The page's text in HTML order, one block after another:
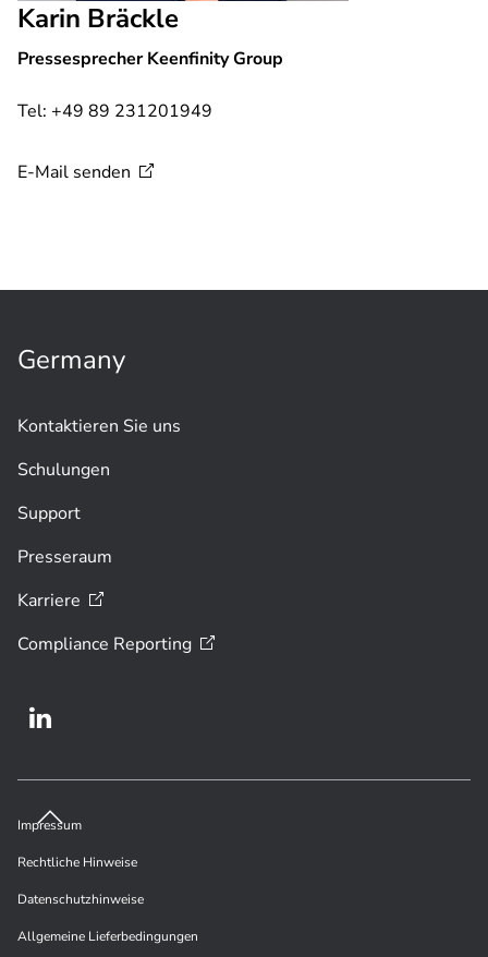
Karin Bräckle
Pressesprecher Keenfinity Group
Tel: +49 89 231201949
E-Mail senden
Germany
Kontaktieren Sie uns
Schulungen
Support
Presseraum
Karriere
Compliance Reporting
Impressum
Rechtliche Hinweise
Datenschutzhinweise
Allgemeine Lieferbedingungen